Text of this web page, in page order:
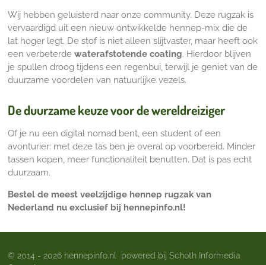
Wij hebben geluisterd naar onze community. Deze rugzak is
vervaardigd uit een nieuw ontwikkelde hennep-mix die de
lat hoger legt. De stof is niet alleen slijtvaster, maar heeft ook
een verbeterde waterafstotende coating. Hierdoor blijven
je spullen droog tijdens een regenbui, terwijl je geniet van de
duurzame voordelen van natuurlijke vezels.
De duurzame keuze voor de wereldreiziger
Of je nu een digital nomad bent,een student of een
avonturier: met deze tas ben je overal op voorbereid. Minder
tassen kopen,meer functionaliteit benutten. Dat is pas echt
duurzaam.
Bestel de meest veelzijdige hennep rugzak van
Nederland nu exclusief bij hennepinfo.nl!
© 2014 - 2026 hennepinfo.nl powered bij Schoth Informedia